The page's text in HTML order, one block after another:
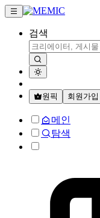
검색
원픽 회원가입
메인
탐색